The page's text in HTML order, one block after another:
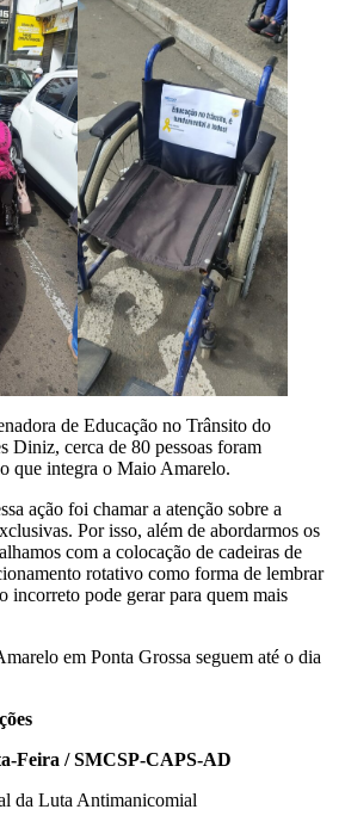
de Educação no Trânsito do
cerca de 80 pessoas foram
que integra o Maio Amarelo.
ação foi chamar a atenção sobre a
Por isso, além de abordarmos os
com a colocação de cadeiras de
rotativo como forma de lembrar
incorreto pode gerar para quem mais
em Ponta Grossa seguem até o dia
Feira / SMCSP-CAPS-AD
da Luta Antimanicomial